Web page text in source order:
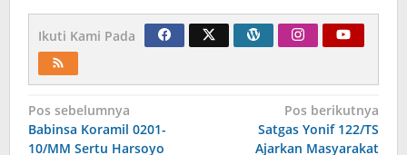
Ikuti Kami Pada
Navigasi
pos
Pos sebelumnya
Babinsa Koramil 0201-
10/MM Sertu Harsoyo
Pos berikutnya
Satgas Yonif 122/TS
Ajarkan Masyarakat